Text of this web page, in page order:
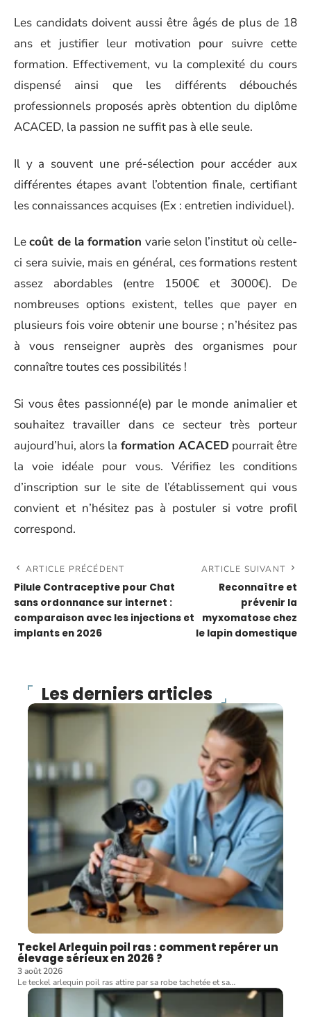
Les candidats doivent aussi être âgés de plus de 18
ans et justifier leur motivation pour suivre cette
formation. Effectivement, vu la complexité du cours
dispensé ainsi que les différents débouchés
professionnels proposés après obtention du diplôme
ACACED, la passion ne suffit pas à elle seule.
Il y a souvent une pré-sélection pour accéder aux
différentes étapes avant l’obtention finale, certifiant
les connaissances acquises (Ex : entretien individuel).
Lecoût de la formation varie selon l’institut où celle-
ci sera suivie, mais en général, ces formations restent
assez abordables (entre 1500€ et 3000€). De
nombreuses options existent, telles que payer en
plusieurs fois voire obtenir une bourse ; n’hésitez pas
à vous renseigner auprès des organismes pour
connaître toutes ces possibilités !
Si vous êtes passionné(e) par le monde animalier et
souhaitez travailler dans ce secteur très porteur
aujourd’hui, alors la formation ACACED pourrait être
la voie idéale pour vous. Vérifiez les conditions
d’inscription sur le site de l’établissement qui vous
convient et n’hésitez pas à postuler si votre profil
correspond.
ARTICLE PRÉCÉDENT
Pilule Contraceptive pour Chat
sans ordonnance sur internet :
comparaison avec les injections et
implants en 2026
ARTICLE SUIVANT
Reconnaître et
prévenir la
myxomatose chez
le lapin domestique
Les derniers articles
Teckel Arlequin poil ras : comment repérer un
élevage sérieux en 2026 ?
3 août 2026
Le teckel arlequin poil ras attire par sa robe tachetée et sa…